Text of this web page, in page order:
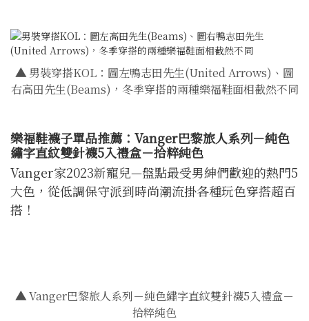
▲ 男裝穿搭KOL：圖左鴨志田先生(United Arrows)、圖
右高田先生(Beams)，冬季穿搭的兩種樂福鞋面相截然不同
樂福鞋襪子單品推薦：Vanger巴黎旅人系列－純色
繡字直紋雙針襪5入禮盒－拾粹純色
Vanger家2023新寵兒—盤點最受男紳們歡迎的熱門5
大色，從低調保守派到時尚潮流掛各種玩色穿搭超百
搭！
▲Vanger巴黎旅人系列－純色繡字直紋雙針襪5入禮盒－
拾粹純色